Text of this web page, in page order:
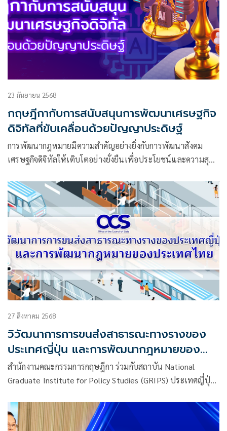
23 กันยายน 2568
กฤษฎีกากับการสนับสนุนการพัฒนาเศรษฐกิจ
ดิจิทัลที่ขับเคลื่อนด้วยปัญญาประดิษฐ์
การพัฒนากฎหมายมีความสำคัญอย่างยิ่งกับการพัฒนาสังคม
เศรษฐกิจดิจิทัลให้เติบโตอย่างยั่งยืนเพื่อประโยชน์และความสุข
27 สิงหาคม 2568
วิวัฒนาการการขนส่งสาธารณะทางรางของ
ประเทศญี่ปุ่น และการพัฒนากฎหมายของ
ประเทศไทย
สำนักงานคณะกรรมการกฤษฎีกา ร่วมกับสถาบัน National
Graduate Institute for Policy Studies (GRIPS) ประเทศญี่ปุ่น
พัฒนาความร่วมมือทางวิชาการด้านกฎหมายระหว่างกันมาอย่าง
ต่อเนื่องและยาวนาน